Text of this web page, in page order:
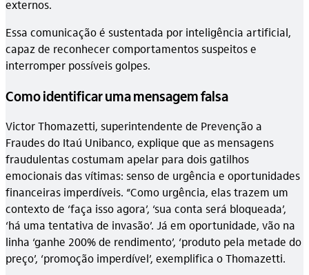
externos.
Essa comunicação é sustentada por inteligência artificial,
capaz de reconhecer comportamentos suspeitos e
interromper possíveis golpes.
Como identificar uma mensagem falsa
Victor Thomazetti, superintendente de Prevenção a
Fraudes do Itaú Unibanco, explique que as mensagens
fraudulentas costumam apelar para dois gatilhos
emocionais das vítimas: senso de urgência e oportunidades
financeiras imperdíveis. “Como urgência, elas trazem um
contexto de ‘faça isso agora’, ‘sua conta será bloqueada’,
‘há uma tentativa de invasão’. Já em oportunidade, vão na
linha ‘ganhe 200% de rendimento’, ‘produto pela metade do
preço’, ‘promoção imperdível’, exemplifica o Thomazetti.